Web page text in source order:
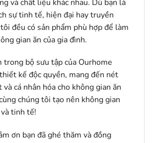
và chất liệu khác nhau. Dù bạn là
sự tinh tế, hiện đại hay truyền
đều có sản phẩm phù hợp để làm
gian ăn của gia đình.
trong bộ sưu tập của Ourhome
kế độc quyền, mang đến nét
cá nhân hóa cho không gian ăn
chúng tôi tạo nên không gian
tinh tế!
ơn bạn đã ghé thăm và đồng